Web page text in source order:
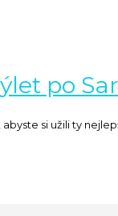
po
si užili ty